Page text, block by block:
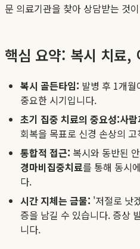
문 의료기관을 찾아 상담받는 것
핵심 요약: 복시 치료,
복시 골든타임: 발병 후 1개
중요한 시기입니다.
초기 집중 치료의 중요성:사
회복을 목표로 신경 손상의
통합적 접근: 복시와 동반된
경마비집중치료를 통해 동시
다.
시간 지체는 금물: '저절로 낫
증을 남길 수 있습니다. 증상
니다.